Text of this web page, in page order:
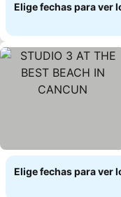
Elige fechas para ver
Elige fechas para ver